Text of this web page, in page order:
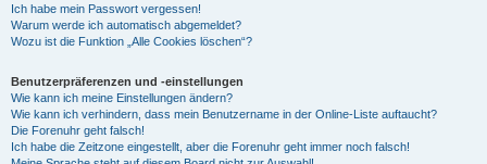
Ich habe mein Passwort vergessen!
Warum werde ich automatisch abgemeldet?
Wozu ist die Funktion „Alle Cookies löschen“?
Benutzerpräferenzen und -einstellungen
Wie kann ich meine Einstellungen ändern?
Wie kann ich verhindern, dass mein Benutzername in der Online-Liste auftaucht?
Die Forenuhr geht falsch!
Ich habe die Zeitzone eingestellt, aber die Forenuhr geht immer noch falsch!